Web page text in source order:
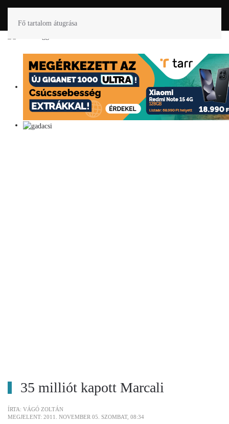
Fő tartalom átugrása
35 milliót kapott Marcali
ÍRTA: VÁGÓ ZOLTÁN
MEGJELENT: 2011. NOVEMBER 05. SZOMBAT, 08:34